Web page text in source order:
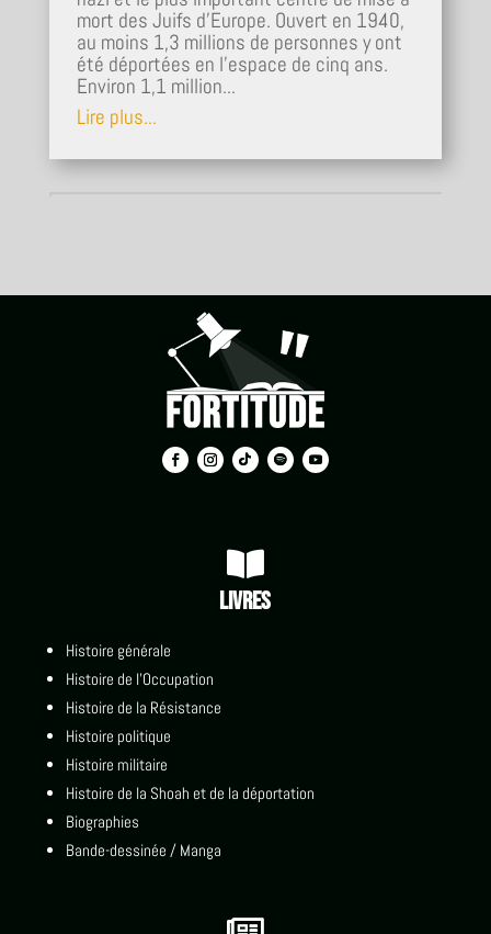
mort des Juifs d'Europe. Ouvert en 1940,
au moins 1,3 millions de personnes y ont
été déportées en l'espace de cinq ans.
Environ 1,1 million...
Lire plus...

Livres
Histoire générale
Histoire de l'Occupation
Histoire de la Résistance
Histoire politique
Histoire militaire
Histoire de la Shoah et de la déportation
Biographies
Bande-dessinée / Manga